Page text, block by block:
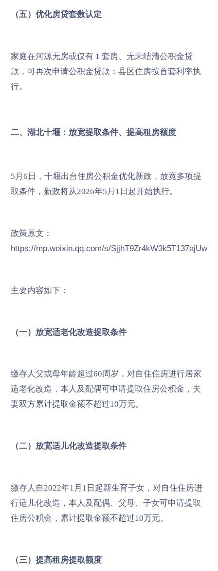
（五）优化房贷套数认定
家庭在河源无房或仅有 1 套房、无未结清公积金贷
款，可再次申请公积金贷款；县区住房按首套利率执
行。
二、湖北十堰：放宽提取条件、提高租房额度
5月6日，十堰出台住房公积金优化新政，放宽多项提
取条件，新政将从2026年5月1日起开始执行。
政策原文：
https://mp.weixin.qq.com/s/SjjhT9Zr4kW3k5T137ajUw
主要内容如下：
（一）放宽适老化改造提取条件
缴存人父或母年龄超过60周岁，对自住住房进行居家
适老化改造，本人及配偶可申请提取住房公积金，夫
妻双方累计提取金额不超过10万元。
（二）放宽适儿化改造提取条件
缴存人自2022年1月1日起新生育子女，对自住住房进
行适儿化改造，本人及配偶、父母、子女可申请提取
住房公积金，累计提取金额不超过10万元。
（三）提高租房提取额度